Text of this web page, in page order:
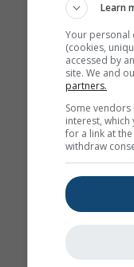
Learn
Your personal
(cookies,
accessed by
site. We and
partners.
Some
interest,
for a link at
withdraw